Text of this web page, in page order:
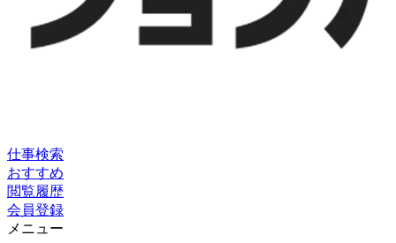
仕事検索
おすすめ
閲覧履歴
会員登録
メニュー